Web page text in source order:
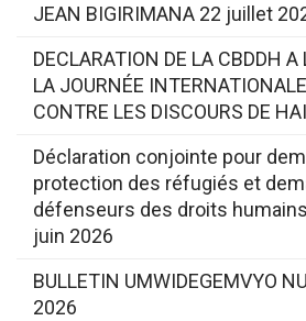
JEAN BIGIRIMANA 22 juillet
DECLARATION DE LA CBDDH A
LA JOURNÉE
CONTRE LES DISCOURS DE
Déclaration conjointe pour
protection des réfugiés et
défenseurs des droits
juin 2026
BULLETIN UMWIDEGEMVYO
2026